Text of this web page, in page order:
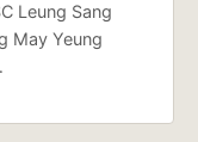
Leung Sang
May Yeung